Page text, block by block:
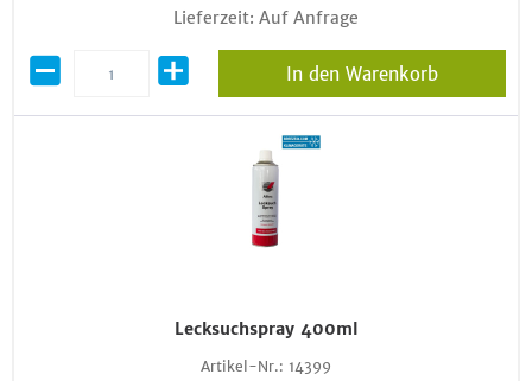
Lieferzeit: Auf Anfrage
In den Warenkorb
Lecksuchspray 400ml
Artikel-Nr.: 14399